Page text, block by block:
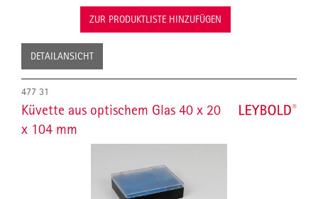
ZUR PRODUKTLISTE HINZUFÜGEN
DETAILANSICHT
477 31
Küvette aus optischem Glas 40 x 20
x 104 mm